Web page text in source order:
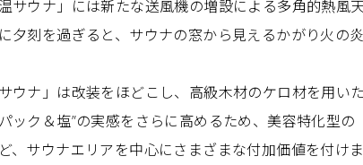
温サウナ」には新たな送風機の増設による多角的熱
夕刻を過ぎると、サウナの窓から見えるかがり火の炎
サウナ」は改装をほどこし、高級木材のケロ材を用
ック＆塩”の実感をさらに高めるため、美容特化型
、サウナエリアを中心にさまざまな付加価値を付けま